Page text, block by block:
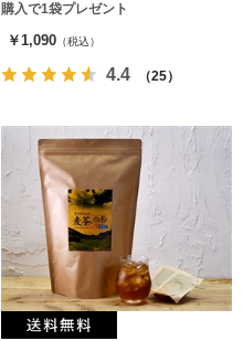
購入で1袋プレゼント
￥1,090 （税込）
4.4 （25）